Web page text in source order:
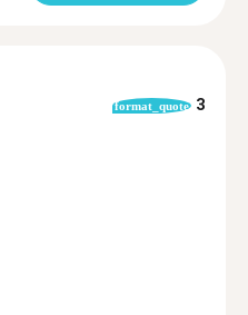
format_quote 3